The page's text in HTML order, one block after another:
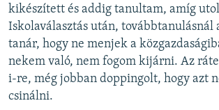
kikészített és addig tanultam, amíg
Iskolaválasztás után, továbbtanulásnál
tanár, hogy ne menjek a
nekem való, nem fogom kijárni. Az
i-re, még jobban doppingolt, hogy azt
csinálni.